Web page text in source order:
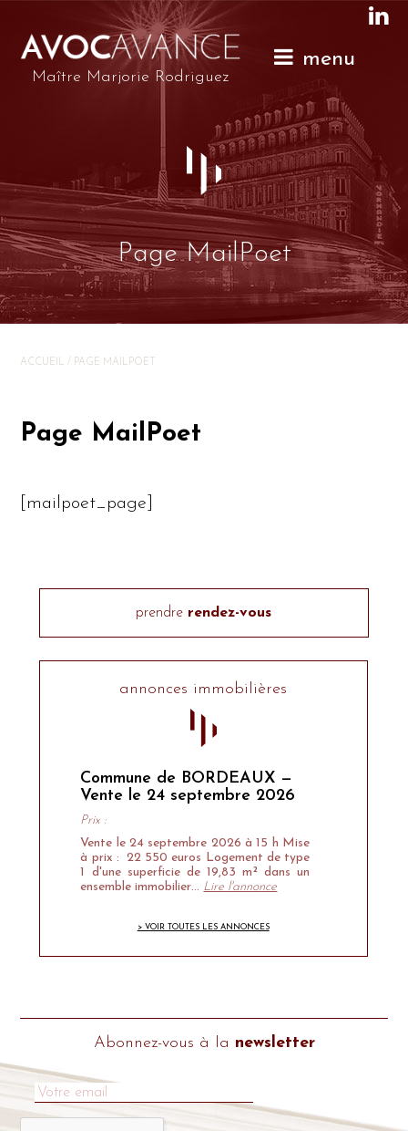
Maître Marjorie Rodriguez
menu
Page MailPoet
ACCUEIL / PAGE MAILPOET
Page MailPoet
[mailpoet_page]
prendre rendez-vous
annonces immobilières
Commune de BORDEAUX —
Vente le 24 septembre 2026
Prix :
Vente le 24 septembre 2026 à 15 h Mise
à prix : 22 550 euros Logement de type
1 d'une superficie de 19,83 m² dans un
ensemble immobilier… Lire l'annonce
> VOIR TOUTES LES ANNONCES
Abonnez-vous à la newsletter